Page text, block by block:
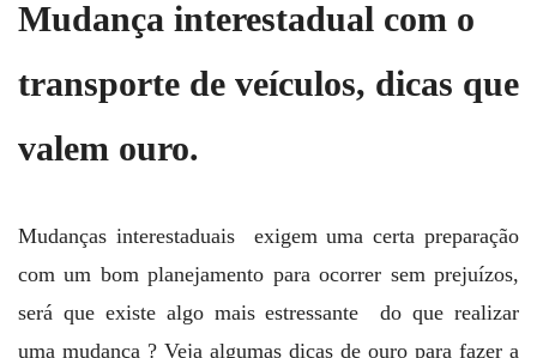
Mudança interestadual com o
transporte de veículos, dicas que
valem ouro.
Mudanças interestaduais exigem uma certa preparação
com um bom planejamento para ocorrer sem prejuízos,
será que existe algo mais estressante do que realizar
uma mudança ? Veja algumas dicas de ouro para fazer a